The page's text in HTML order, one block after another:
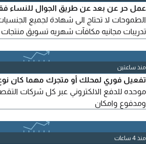
عمل حر عن بعد عن طريق الجوال للنساء
الطموحات لا تحتاج الى شهادة لجميع
تدريبات مجانيه مكافآت شهريه تسويق منتجات
والجسم السعودية جدة
منذ ساعتين
تفعيل فوري لمحلك أو متجرك مهما كان
موحده للدفع الالكتروني عبر كل شركات
ومدفوع وامكان
منذ 4 ساعات